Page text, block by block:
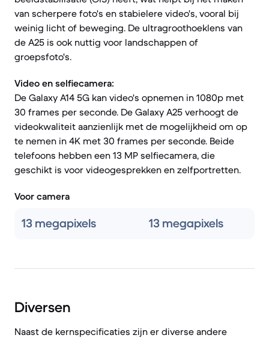
van scherpere foto's en stabielere video's, vooral bij
weinig licht of beweging. De ultragroothoeklens van
de A25 is ook nuttig voor landschappen of
groepsfoto's.
Video en selfiecamera:
De Galaxy A14 5G kan video's opnemen in 1080p met
30 frames per seconde. De Galaxy A25 verhoogt de
videokwaliteit aanzienlijk met de mogelijkheid om op
te nemen in 4K met 30 frames per seconde. Beide
telefoons hebben een 13 MP selfiecamera, die
geschikt is voor videogesprekken en zelfportretten.
Voor camera
13 megapixels 13 megapixels
Diversen
Naast de kernspecificaties zijn er diverse andere